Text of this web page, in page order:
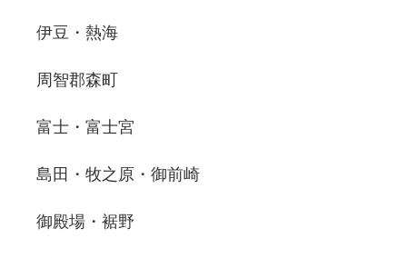
伊豆・熱海
周智郡森町
富士・富士宮
島田・牧之原・御前崎
御殿場・裾野